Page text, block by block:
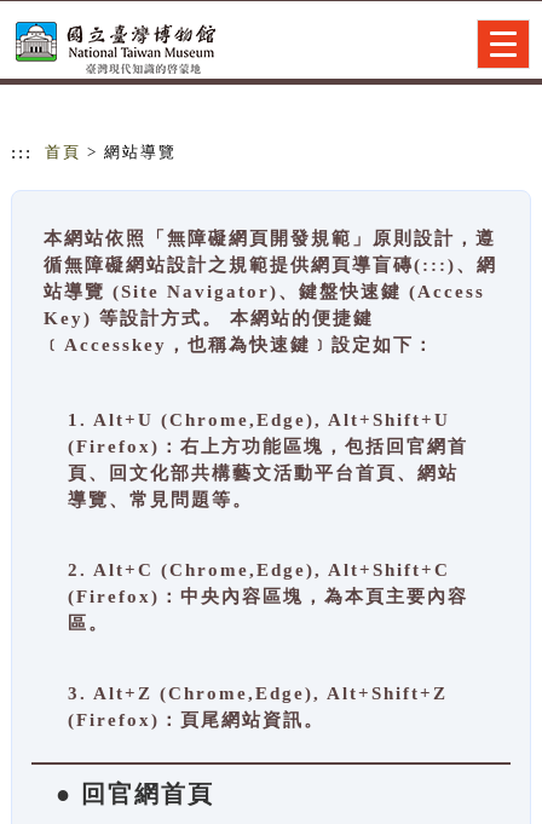
::: 首頁 > 網站導覽
本網站依照「無障礙網頁開發規範」原則設計，遵
循無障礙網站設計之規範提供網頁導盲磚(:::)、網
站導覽 (Site Navigator)、鍵盤快速鍵 (Access
Key) 等設計方式。 本網站的便捷鍵
﹝Accesskey，也稱為快速鍵﹞設定如下：
1. Alt+U (Chrome,Edge), Alt+Shift+U
(Firefox)：右上方功能區塊，包括回官網首
頁、回文化部共構藝文活動平台首頁、網站
導覽、常見問題等。
2. Alt+C (Chrome,Edge), Alt+Shift+C
(Firefox)：中央內容區塊，為本頁主要內容
區。
3. Alt+Z (Chrome,Edge), Alt+Shift+Z
(Firefox)：頁尾網站資訊。
● 回官網首頁